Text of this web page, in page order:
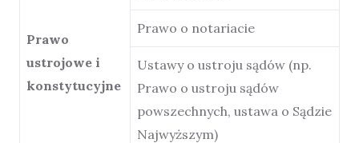
Prawo
ustrojowe i
konstytucyjne
Prawo o notariacie
Ustawy o ustroju sądów (np.
Prawo o ustroju sądów
powszechnych, ustawa o Sądzie
Najwyższym)